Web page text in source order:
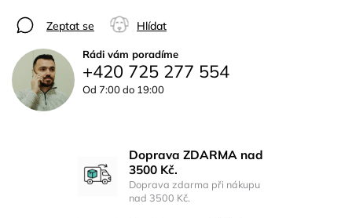
Zeptat se Hlídat
Rádi vám poradíme
+420 725 277 554
Od 7:00 do 19:00
Doprava ZDARMA nad
3500 Kč.
Doprava zdarma při nákupu
nad 3500 Kč.